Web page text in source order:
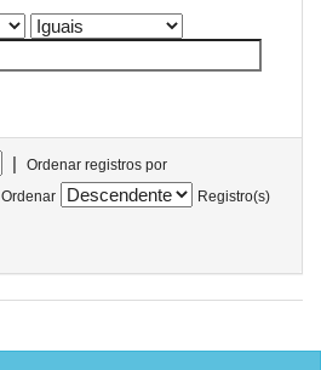
|
Ordenar registros por
Ordenar
Registro(s)